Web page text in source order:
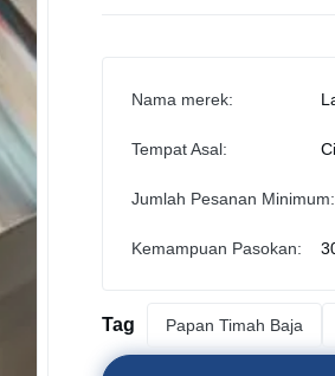
Nama merek:
Tempat Asal:
Jumlah Pesanan Minimum:
Kemampuan Pasokan:
Tag Papan Timah Baja